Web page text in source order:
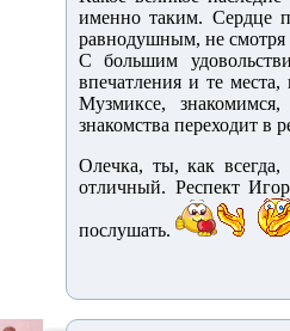
именно таким. Сердце
равнодушным, не
С большим
впечатления и те
Музмиксе,
знакомства переходит в
Олечка, ты, как
отличный. Респект
послушать.